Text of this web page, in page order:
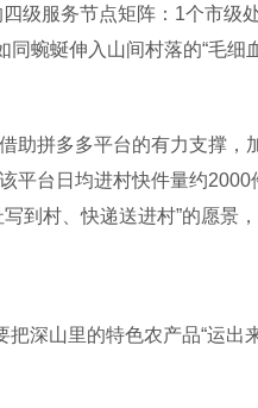
服务节点矩阵：1个市级
蜿蜒伸入山间村落的“毛细
拼多多平台的有力支撑，
平台日均进村快件量约
到村、快递送进村”的愿景
深山里的特色农产品“运出